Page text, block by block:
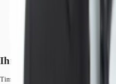
Ihr Kontakt
Tim von Leliwa